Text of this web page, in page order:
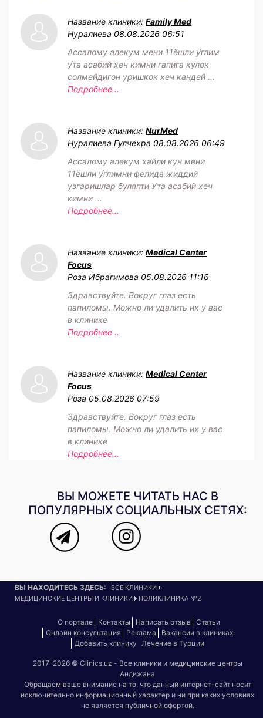
Название клиники: Family Med
Нуралиева 08.08.2026 06:51
Ассалому алекум мени 11ёшли у́глим
у́та асабий хеч кимни гапига кулок
солмейдигон уришкок хеч кандей ...
Подробнее...
Название клиники: NurMed
Нуралиева Гулчехра 08.08.2026 06:49
Ассалому алекум хайли кун мени
11ёшли у́глимни фелида жиддий
узгаришлар буляпти Ута асабий хеч
кимни ...
Подробнее...
Название клиники: Medical Center
Focus
Роза Ибрагимова 05.08.2026 11:16
Здравствуйте. Вокруг глаз есть
папиломы. Можно ли удалить их у вас
в клинике
Подробнее...
Название клиники: Medical Center
Focus
Роза 05.08.2026 07:59
Здравствуйте. Вокруг глаз есть
папиломы. Можно ли удалить их у вас
в клинике
Подробнее...
ВЫ МОЖЕТЕ ЧИТАТЬ НАС В
ПОПУЛЯРНЫХ СОЦИАЛЬНЫХ СЕТЯХ:
ВЫ НАХОДИТЕСЬ ЗДЕСЬ:
ВСЕ КЛИНИКИ
МЕДИЦИНСКИЕ ЦЕНТРЫ И КЛИНИКИ
ПОЛИКЛИНИКА №2
О портале Контакты Написать отзыв
Статьи
Онлайн консультация
Реклама
Вакансии в клиниках
Добавить клинику
Лечение в Турции
2017-2026 © Clinics.uz - Все клиники и медицинские центры
Андижана
Обращаем ваше внимание на то, что данный интернет-сайт носит
исключительно информационный характер и ни при каких условиях
не является публичной офертой.